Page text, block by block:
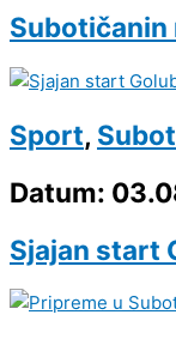
Subotičanin
Sport,
Datum:
Sjajan start